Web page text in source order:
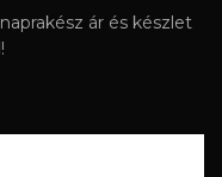
ár és készlet